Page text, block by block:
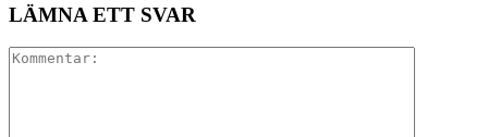
LÄMNA ETT SVAR